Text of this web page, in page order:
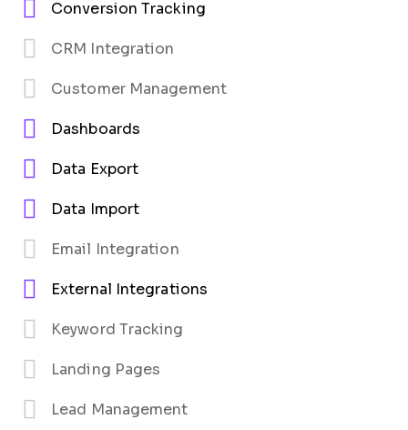
Conversion Tracking
CRM Integration
Customer Management
Dashboards
Data Export
Data Import
Email Integration
External Integrations
Keyword Tracking
Landing Pages
Lead Management